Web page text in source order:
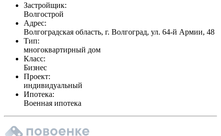
Застройщик:
Волгострой
Адрес:
Волгоградская область, г. Волгоград, ул. 64-й Армии, 48
Тип:
многоквартирный дом
Класс:
Бизнес
Проект:
индивидуальный
Ипотека:
Военная ипотека